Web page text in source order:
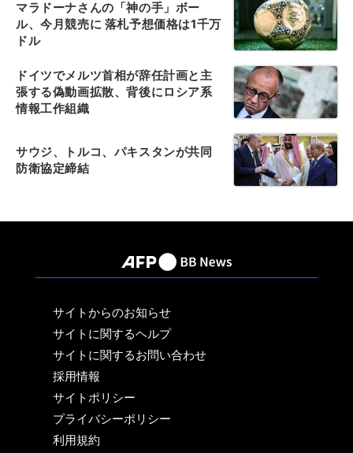
マラドーナさんの「神の手」ボー
ル、今月競売に 落札予想価格は1千万
ドル
ドイツでメルツ首相が辞任計画と主
張する偽動画拡散、背後にロシア系
情報工作組織
サウジ、トルコ、パキスタンが共同
防衛協定締結
サイトからのお知らせ
サイトに関するヘルプ
サイトに関するお問い合わせ
採用情報
サイトポリシー
プライバシーポリシー
利用規約